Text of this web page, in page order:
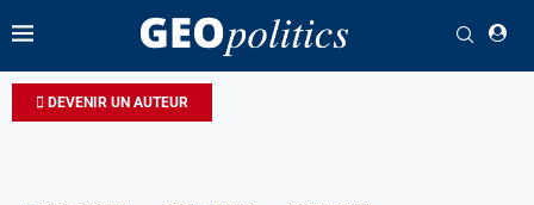
DEVENIR UN AUTEUR